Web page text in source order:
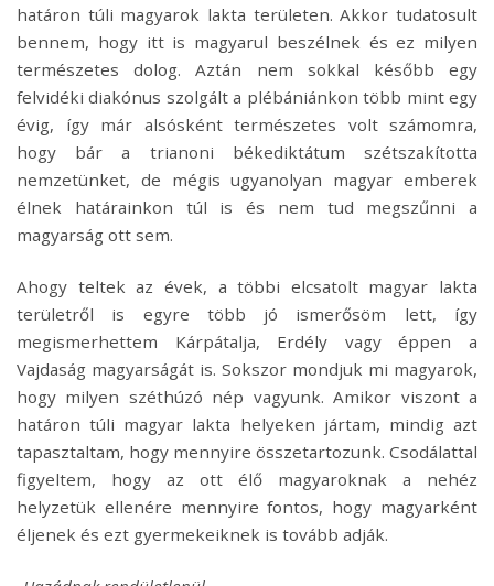
határon túli magyarok lakta területen. Akkor tudatosult
bennem, hogy itt is magyarul beszélnek és ez milyen
természetes dolog. Aztán nem sokkal később egy
felvidéki diakónus szolgált a plébániánkon több mint egy
évig, így már alsósként természetes volt számomra,
hogy bár a trianoni békediktátum szétszakította
nemzetünket, de mégis ugyanolyan magyar emberek
élnek határainkon túl is és nem tud megszűnni a
magyarság ott sem.
Ahogy teltek az évek, a többi elcsatolt magyar lakta
területről is egyre több jó ismerősöm lett, így
megismerhettem Kárpátalja, Erdély vagy éppen a
Vajdaság magyarságát is. Sokszor mondjuk mi magyarok,
hogy milyen széthúzó nép vagyunk. Amikor viszont a
határon túli magyar lakta helyeken jártam, mindig azt
tapasztaltam, hogy mennyire összetartozunk. Csodálattal
figyeltem, hogy az ott élő magyaroknak a nehéz
helyzetük ellenére mennyire fontos, hogy magyarként
éljenek és ezt gyermekeiknek is tovább adják.